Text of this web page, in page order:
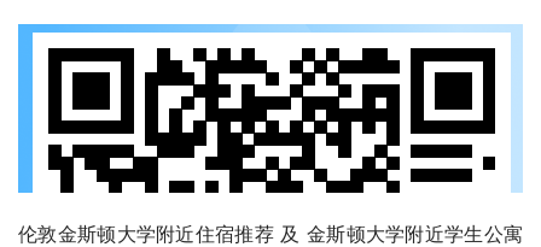
伦敦金斯顿大学附近住宿推荐 及 金斯顿大学附近学生公寓